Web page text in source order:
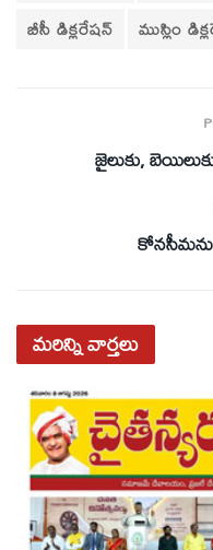
బీసీ డిక్లరేషన్
ముస్లిం
జైలుకు,
మరిన్నివార్తలు